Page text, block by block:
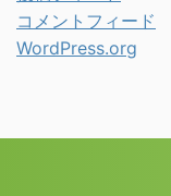
コメントフィード
WordPress.org